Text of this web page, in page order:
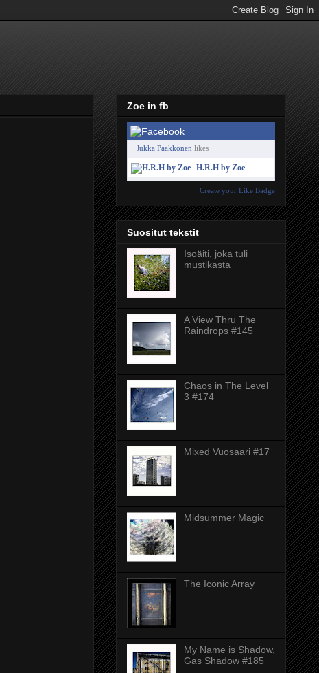
Zoe in fb
Jukka Pääkkönen likes
H.R.H by Zoe
Create your Like Badge
Suositut tekstit
Isoäiti, joka tuli
mustikasta
A View Thru The
Raindrops #145
Chaos in The Level
3 #174
Mixed Vuosaari #17
Midsummer Magic
The Iconic Array
My Name is Shadow,
Gas Shadow #185